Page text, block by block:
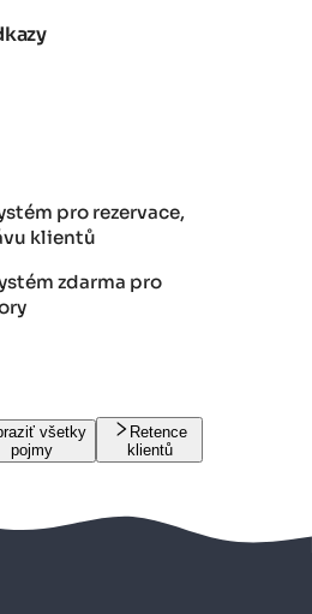
pro rezervace,
klientů
zdarma pro
všetky
pojmy
Retence
klientů